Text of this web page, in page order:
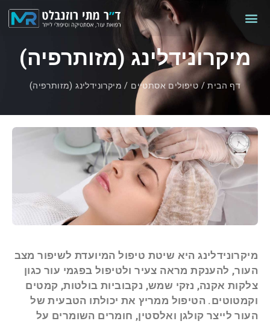
מיקרונידלינג (מזותרפיה)
דף הבית/טיפולים אסתטיים / מיקרונידלינג (מזותרפיה)
מיקרונידלינג היא שיטת טיפול המיועדת לשיפור מצב
העור, להענקת מראה צעיר ולטיפול בפגמי עור כגון
צלקות אקנה, נזקי שמש, נקבוביות בולטות, קמטים
וקמטוטים. הטיפול ממריץ את יכולתו הטבעית של
העור לייצר קולגן ואלסטין, חומרים השומרים על